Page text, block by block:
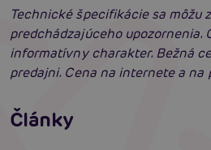
Technické špecifikácie sa môžu
predchádzajúceho upozornenia.
informatívny charakter. Bežná
predajni. Cena na internete a na
Články
výsledky?
Čítať viacej
Ako vybrať ten správny